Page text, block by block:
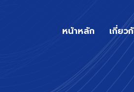
หน้าหลัก เกี่ยว